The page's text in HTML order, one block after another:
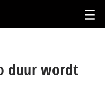
duur wordt